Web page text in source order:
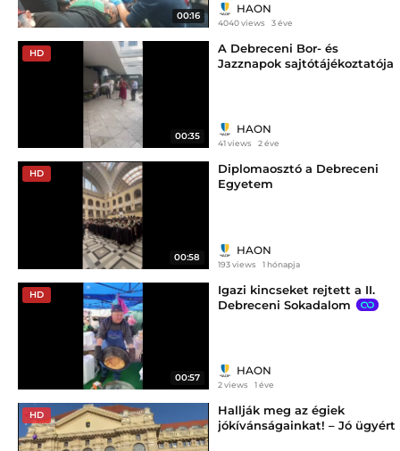
00:16
HAON
4040 views 3 éve
HD
00:35
A Debreceni Bor- és
Jazznapok sajtótájékoztatója
HAON
41 views 2 éve
HD
00:58
Diplomaosztó a Debreceni
Egyetem
HAON
193 views 1 hónapja
HD
00:57
Igazi kincseket rejtett a II.
Debreceni Sokadalom
HAON
2 views 1 éve
HD
Hallják meg az égiek
jókívánságainkat! – Jó ügyért